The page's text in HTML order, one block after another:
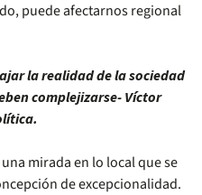
puede afectarnos regional
la realidad de la sociedad
complejizarse- Víctor
mirada en lo local que se
de excepcionalidad.